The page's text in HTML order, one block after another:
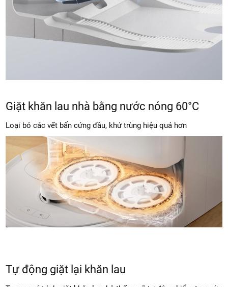
Giặt khăn lau nhà bằng nước nóng 60°C
Loại bỏ các vết bẩn cứng đầu, khử trùng hiệu quả hơn
Tự động giặt lại khăn lau